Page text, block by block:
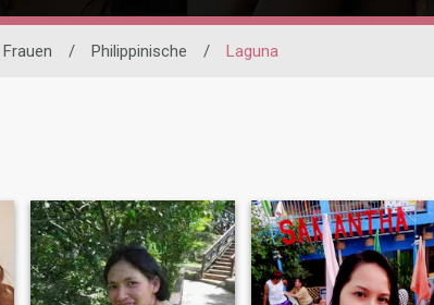
Frauen / Philippinische / Laguna